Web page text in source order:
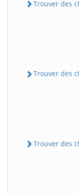
Trouver des
Trouver des
Trouver des